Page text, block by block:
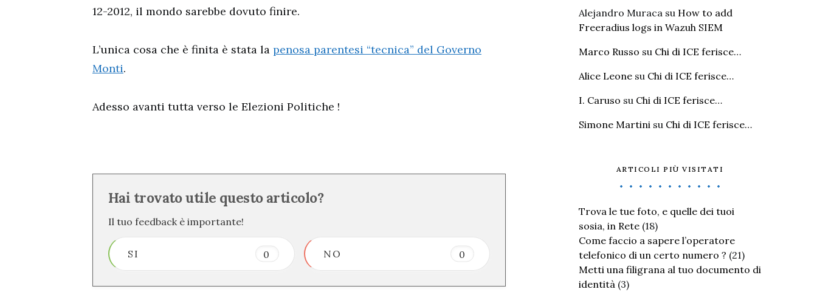
12-2012, il mondo sarebbe dovuto finire.
L’unica cosa che è finita è stata la penosa parentesi “tecnica” del Governo
Monti.
Adesso avanti tutta verso le Elezioni Politiche !
Hai trovato utile questo articolo?
Il tuo feedback è importante!
SI 0 NO 0
Alejandro Muraca su How to add
Freeradius logs in Wazuh SIEM
Marco Russo su Chi di ICE ferisce…
Alice Leone su Chi di ICE ferisce…
I. Caruso su Chi di ICE ferisce…
Simone Martini su Chi di ICE ferisce…
ARTICOLI PIÙ VISITATI
Trova le tue foto, e quelle dei tuoi
sosia, in Rete (18)
Come faccio a sapere l’operatore
telefonico di un certo numero ? (21)
Metti una filigrana al tuo documento di
identità (3)